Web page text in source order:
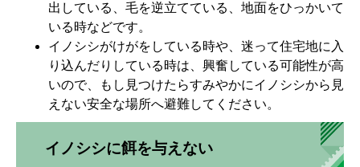
出している、毛を逆立てている、地面をひっかいて
いる時などです。
イノシシがけがをしている時や、迷って住宅地に入
り込んだりしている時は、興奮している可能性が高
いので、もし見つけたらすみやかにイノシシから見
えない安全な場所へ避難してください。
イノシシに餌を与えない